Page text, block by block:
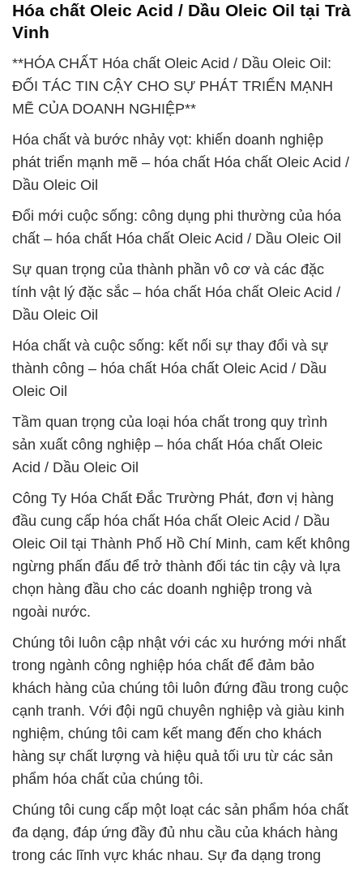
Hóa chất Oleic Acid / Dầu Oleic Oil tại Trà
Vinh
**HÓA CHẤT Hóa chất Oleic Acid / Dầu Oleic Oil:
ĐỐI TÁC TIN CẬY CHO SỰ PHÁT TRIỂN MẠNH
MẼ CỦA DOANH NGHIỆP**
Hóa chất và bước nhảy vọt: khiến doanh nghiệp
phát triển mạnh mẽ – hóa chất Hóa chất Oleic Acid /
Dầu Oleic Oil
Đổi mới cuộc sống: công dụng phi thường của hóa
chất – hóa chất Hóa chất Oleic Acid / Dầu Oleic Oil
Sự quan trọng của thành phần vô cơ và các đặc
tính vật lý đặc sắc – hóa chất Hóa chất Oleic Acid /
Dầu Oleic Oil
Hóa chất và cuộc sống: kết nối sự thay đổi và sự
thành công – hóa chất Hóa chất Oleic Acid / Dầu
Oleic Oil
Tầm quan trọng của loại hóa chất trong quy trình
sản xuất công nghiệp – hóa chất Hóa chất Oleic
Acid / Dầu Oleic Oil
Công Ty Hóa Chất Đắc Trường Phát, đơn vị hàng
đầu cung cấp hóa chất Hóa chất Oleic Acid / Dầu
Oleic Oil tại Thành Phố Hồ Chí Minh, cam kết không
ngừng phấn đấu để trở thành đối tác tin cậy và lựa
chọn hàng đầu cho các doanh nghiệp trong và
ngoài nước.
Chúng tôi luôn cập nhật với các xu hướng mới nhất
trong ngành công nghiệp hóa chất để đảm bảo
khách hàng của chúng tôi luôn đứng đầu trong cuộc
cạnh tranh. Với đội ngũ chuyên nghiệp và giàu kinh
nghiệm, chúng tôi cam kết mang đến cho khách
hàng sự chất lượng và hiệu quả tối ưu từ các sản
phẩm hóa chất của chúng tôi.
Chúng tôi cung cấp một loạt các sản phẩm hóa chất
đa dạng, đáp ứng đầy đủ nhu cầu của khách hàng
trong các lĩnh vực khác nhau. Sự đa dạng trong